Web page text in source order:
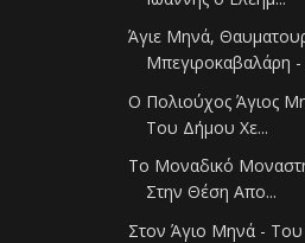
Άγιε Μηνά,
Μπεγιροκαβαλάρη
Ο Πολιούχος Άγιος
Του Δήμου Χε...
Το Μοναδικό
Στην Θέση Απο...
Στον Άγιο Μηνά -